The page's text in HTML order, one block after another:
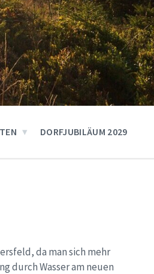
DORFJUBILÄUM 2029
da man sich mehr
durch Wasser am neuen